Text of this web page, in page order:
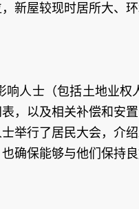
新屋较现时居所大、环
响人士（包括土地业权
，以及相关补偿和安
举行了居民大会，介
确保能够与他们保持良